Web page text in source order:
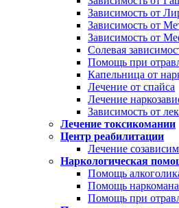
Зависимость от
Зависимость от
Зависимость от
Солевая
Помощь при
Капельница от
Лечение от спайса
Лечение
Зависимость от
Лечение токсикомании
Центр реабилитации
Лечение
Наркологическая
Помощь
Помощь
Помощь при